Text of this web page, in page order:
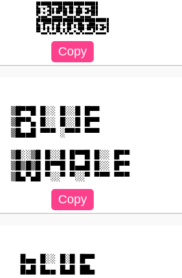
█▄─▄─▀█▄─▄███▄─██─▄█▄─▄▄─███
██─▄─▀██─██▀██─██─███─▄█▀███
▀▄▄▄▄▀▀▄▄▄▄▄▀▀▄▄▄▄▀▀▄▄▄▄▄▀▀▀
█▄─█▀▀▀█─▄█─█─██▀▄─██▄─▄███▄─▄▄─█
██─█─█─█─██─▄─██─▀─███─██▀██─▄█▀█
▀▀▄▄▄▀▄▄▄▀▀▄▀▄▀▄▄▀▄▄▀▄▄▄▄▄▀▄▄▄▄▄▀
▒█▀▀█ █░░ █░░█ █▀▀
▒█▀▀▄ █░░ █░░█ █▀▀
▒█▄▄█ ▀▀▀ ░▀▀▀ ▀▀▀
▒█░░▒█ █░░█ █▀▀█ █░░ █▀▀
▒█▒█▒█ █▀▀█ █▄▄█ █░░ █▀▀
▒█▄▀▄█ ▀░░▀ ▀░░▀ ▀▀▀ ▀▀▀
█▄▄ █░░ █░█ █▀▀
█▄█ █▄▄ █▄█ ██▄